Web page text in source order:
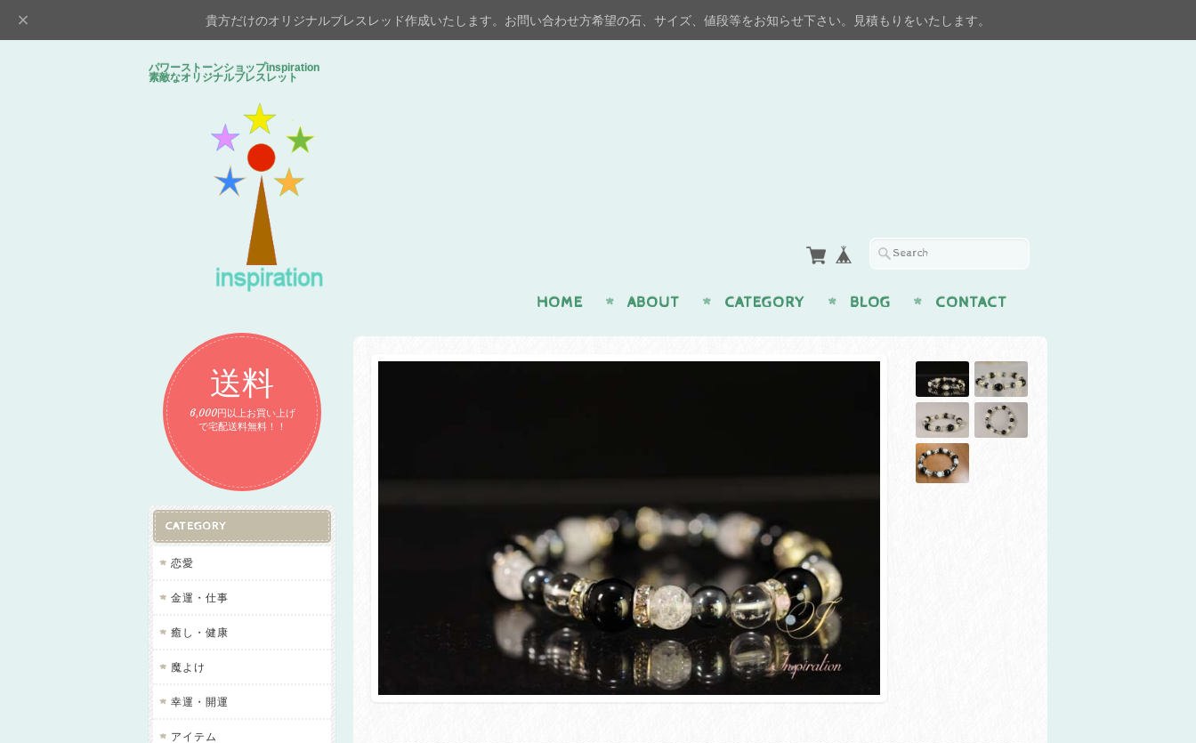
貴方だけのオリジナルブレスレッド作成いたします。お問い合わせ方希望の石、サイズ、値段等をお知らせ下さい。見積もりをいたします。
パワーストーンショップinspiration
素敵なオリジナルブレスレット
HOME ABOUT CATEGORY BLOG CONTACT
送料
6,000円以上お買い上げ
で宅配送料無料！！
CATEGORY
恋愛
金運・仕事
癒し・健康
魔よけ
幸運・開運
アイテム